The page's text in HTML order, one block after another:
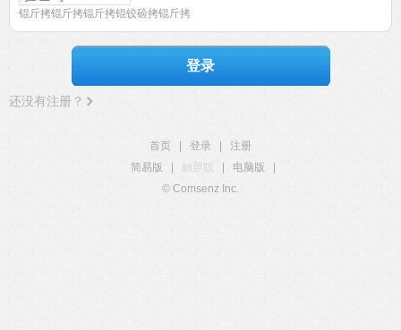
锟斤拷锟斤拷锟斤拷锟铰硷拷锟斤拷
登录
还没有注册？
首页 登录
注册
简易版
触屏版 电脑版
© Comsenz Inc.